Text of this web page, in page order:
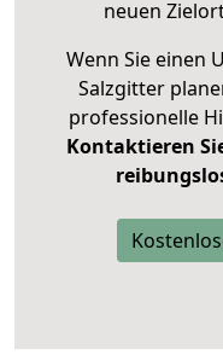
neuen
Wenn Sie einen
Salzgitter
professionelle
Kontaktieren